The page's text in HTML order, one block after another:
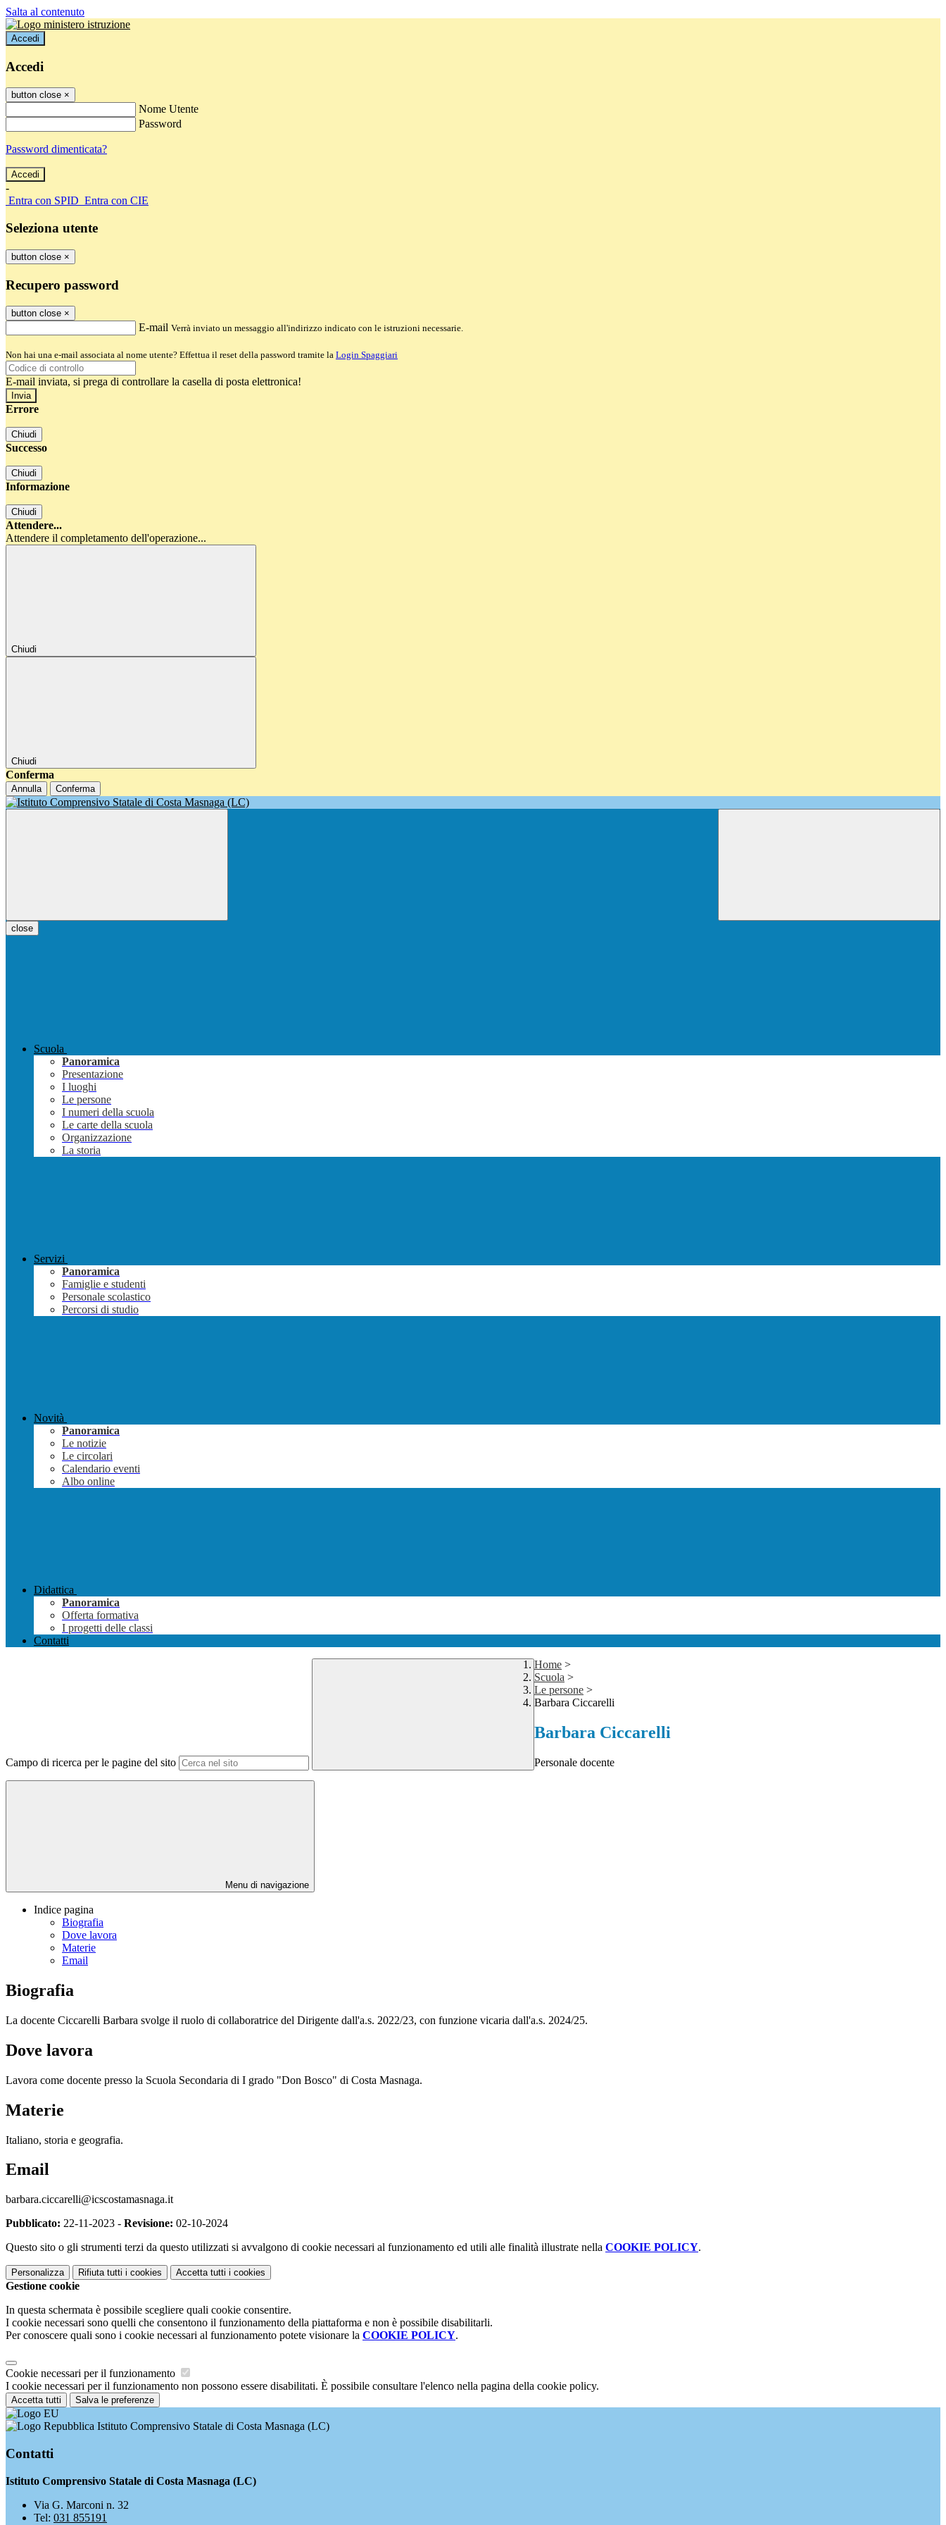
Salta al contenuto
Accedi
Accedi
button close ×
Nome Utente
Password
Password dimenticata?
-
Entra con SPID Entra con CIE
Seleziona utente
button close ×
Recupero password
button close ×
E-mail Verrà inviato un messaggio all'indirizzo indicato con le istruzioni necessarie.
Non hai una e-mail associata al nome utente? Effettua il reset della password tramite la Login Spaggiari
E-mail inviata, si prega di controllare la casella di posta elettronica!
Errore
Chiudi
Successo
Chiudi
Informazione
Chiudi
Attendere...
Attendere il completamento dell'operazione...
Chiudi
Chiudi
Conferma
Annulla Conferma
close
Scuola
Panoramica
Presentazione
I luoghi
Le persone
I numeri della scuola
Le carte della scuola
Organizzazione
La storia
Servizi
Panoramica
Famiglie e studenti
Personale scolastico
Percorsi di studio
Novità
Panoramica
Le notizie
Le circolari
Calendario eventi
Albo online
Didattica
Panoramica
Offerta formativa
I progetti delle classi
Contatti
Campo di ricerca per le pagine del sito
Home >
Scuola >
Le persone >
Barbara Ciccarelli
Barbara Ciccarelli
Personale docente
Menu di navigazione
Indice pagina
Biografia
Dove lavora
Materie
Email
Biografia
La docente Ciccarelli Barbara svolge il ruolo di collaboratrice del Dirigente dall'a.s. 2022/23, con funzione vicaria dall'a.s. 2024/25.
Dove lavora
Lavora come docente presso la Scuola Secondaria di I grado "Don Bosco" di Costa Masnaga.
Materie
Italiano, storia e geografia.
Email
barbara.ciccarelli@icscostamasnaga.it
Pubblicato: 22-11-2023 - Revisione: 02-10-2024
Questo sito o gli strumenti terzi da questo utilizzati si avvalgono di cookie necessari al funzionamento ed utili alle finalità illustrate nella COOKIE POLICY.
Personalizza Rifiuta tutti i cookies Accetta tutti i cookies
Gestione cookie
In questa schermata è possibile scegliere quali cookie consentire.
I cookie necessari sono quelli che consentono il funzionamento della piattaforma e non è possibile disabilitarli.
Per conoscere quali sono i cookie necessari al funzionamento potete visionare la COOKIE POLICY.
Cookie necessari per il funzionamento
I cookie necessari per il funzionamento non possono essere disabilitati. È possibile consultare l'elenco nella pagina della cookie policy.
Accetta tutti Salva le preferenze
Istituto Comprensivo Statale di Costa Masnaga (LC)
Contatti
Istituto Comprensivo Statale di Costa Masnaga (LC)
Via G. Marconi n. 32
Tel: 031 855191